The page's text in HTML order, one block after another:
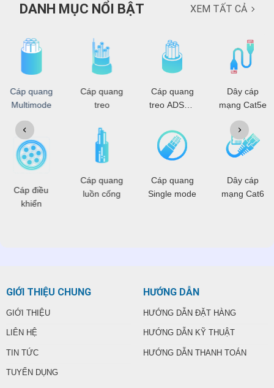
DANH MỤC NỔI BẬT XEM TẤT CẢ
Cáp quang
Multimode
Cáp điều
khiển
Cáp quang
treo
Cáp quang
luồn cống
Cáp quang
treo ADSS -
Cáp quang
Single mode
Dây cáp
mạng Cat5e
Dây cáp
mạng Cat6
GIỚI THIỆU CHUNG
GIỚI THIỆU
LIÊN HỆ
TIN TỨC
TUYỂN DỤNG
HƯỚNG DẪN
HƯỚNG DẪN ĐẶT HÀNG
HƯỚNG DẪN KỸ THUẬT
HƯỚNG DẪN THANH TOÁN